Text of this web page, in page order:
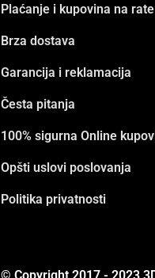
Plaćanje i kupovina na rate
Brza dostava
Garancija i reklamacija
Česta pitanja
100% sigurna Online
Opšti uslovi poslovanja
Politika privatnosti